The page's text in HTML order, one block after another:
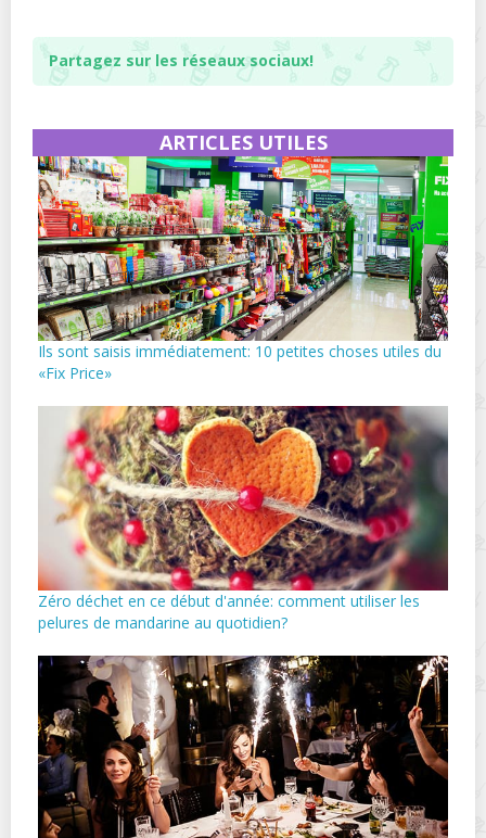
Partagez sur les réseaux sociaux!
ARTICLES UTILES
Ils sont saisis immédiatement: 10 petites choses utiles du
«Fix Price»
Zéro déchet en ce début d'année: comment utiliser les
pelures de mandarine au quotidien?